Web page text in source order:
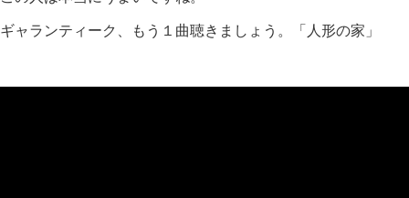
ギャランティーク、もう１曲聴きましょう。「人形の家」